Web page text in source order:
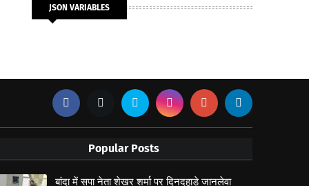
JSON VARIABLES
Popular Posts
बांदा में सपा नेता शेखर शर्मा पर दिनदहाड़े जानलेवा